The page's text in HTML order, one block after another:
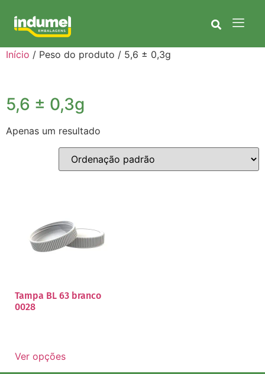
Início / Peso do produto / 5,6 ± 0,3g
5,6 ± 0,3g
Apenas um resultado
Tampa BL 63 branco
0028
Ver opções